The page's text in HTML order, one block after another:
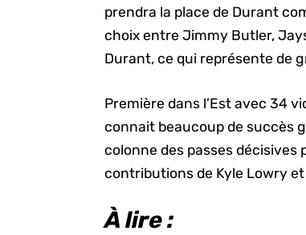
prendra la place de Durant
choix entre Jimmy Butler,
Durant, ce qui représente de
Première dans l’Est avec 34
connait beaucoup de succès
colonne des passes
contributions de Kyle Lowry
À lire :